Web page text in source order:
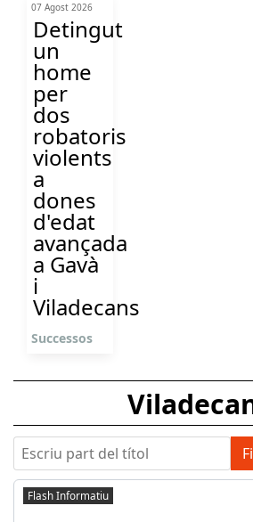
07 Agost 2026
Detingut
un
home
per
dos
robatoris
violents
a
dones
d'edat
avançada
a Gavà
i
Viladecans
Successos
Escriu part del títol
Flash Informatiu